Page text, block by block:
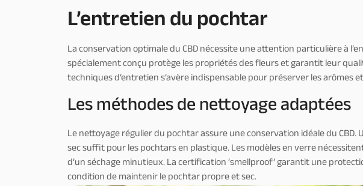
L’entretien du pochtar
La conservation optimale du CBD nécessite une attention particulière à
spécialement conçu protège les propriétés des fleurs et garantit leur
techniques d’entretien s’avère indispensable pour préserver les arômes
Les méthodes de nettoyage adaptées
Le nettoyage régulier du pochtar assure une conservation idéale du CBD.
sec suffit pour les pochtars en plastique. Les modèles en verre
d’un séchage minutieux. La certification ‘smellproof’ garantit une
condition de maintenir le pochtar propre et sec.